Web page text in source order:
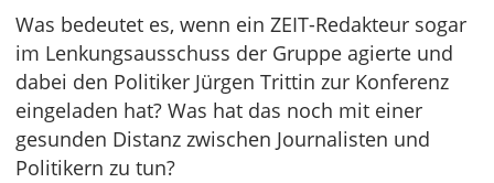
Was bedeutet es, wenn ein ZEIT-Redakteur sogar
im Lenkungsausschuss der Gruppe agierte und
dabei den Politiker Jürgen Trittin zur Konferenz
eingeladen hat? Was hat das noch mit einer
gesunden Distanz zwischen Journalisten und
Politikern zu tun?